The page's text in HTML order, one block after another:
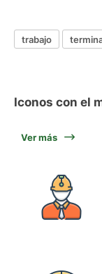
trabajo
Iconos con el
Ver más